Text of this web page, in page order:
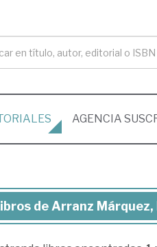
AGENCIA
de Arranz Márquez,